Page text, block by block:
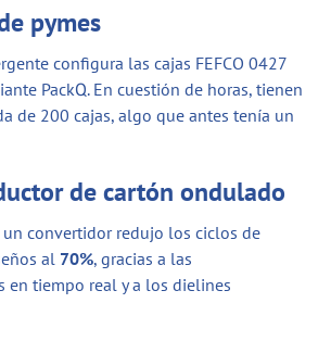
pymes
configura las cajas FEFCO 0427
PackQ. En cuestión de horas, tienen
de 200 cajas, algo que antes tenía un
de cartón ondulado
un convertidor redujo los ciclos de
al 70%, gracias a las
en tiempo real y a los dielines